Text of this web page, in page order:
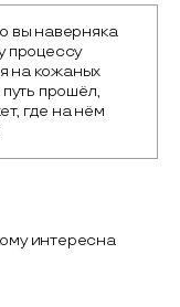
вы наверняка
процессу
на кожаных
прошёл,
где на нём
интересна